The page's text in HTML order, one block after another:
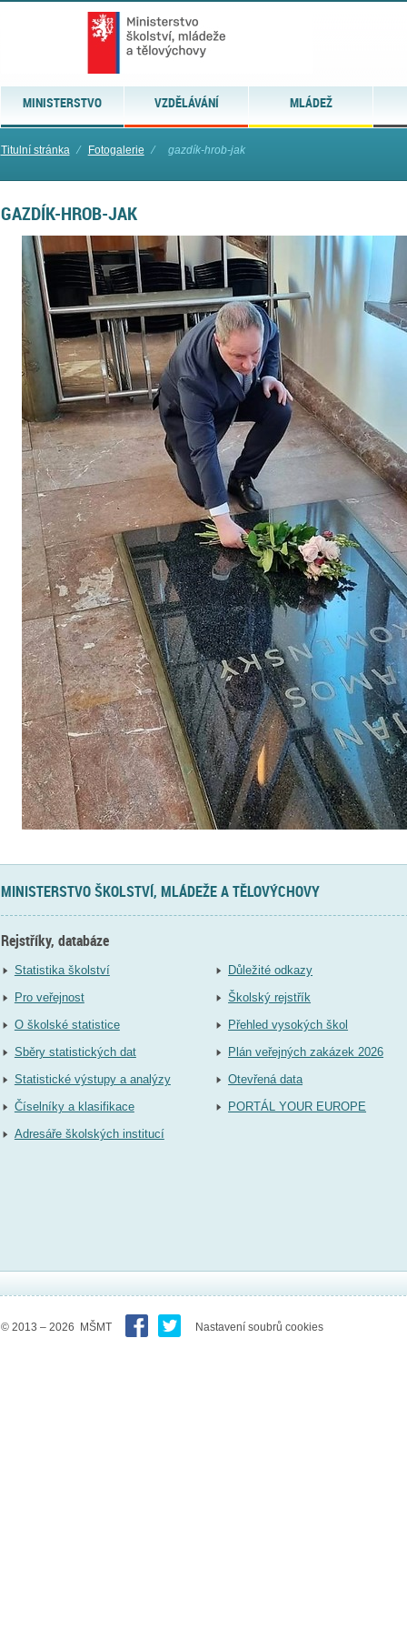
MINISTERSTVO VZDĚLÁVÁNÍ MLÁDEŽ
Titulní stránka ⁄ Fotogalerie ⁄ gazdík-hrob-jak
GAZDÍK-HROB-JAK
MINISTERSTVO ŠKOLSTVÍ, MLÁDEŽE A TĚLOVÝCHOVY
Rejstříky, databáze
Statistika školství
Pro veřejnost
O školské statistice
Sběry statistických dat
Statistické výstupy a analýzy
Číselníky a klasifikace
Adresáře školských institucí
Důležité odkazy
Školský rejstřík
Přehled vysokých škol
Plán veřejných zakázek 2026
Otevřená data
PORTÁL YOUR EUROPE
© 2013 – 2026 MŠMT Nastavení soubrů cookies